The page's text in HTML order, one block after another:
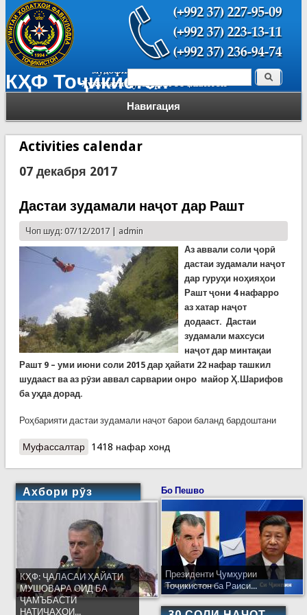
КҲФ Тоҷикистон
Навигация
Форма поиска Поиск
Activities calendar
07 декабря 2017
Дастаи зудамали наҷот дар Рашт
Чоп шуд: 07/12/2017 | admin
Аз аввали соли ҷорӣ
дастаи зудамали наҷот
дар гуруҳи ноҳияҳои
Рашт ҷони 4 нафарро
аз хатар наҷот
додааст. Дастаи
зудамали махсуси
наҷот дар минтақаи
Рашт 9 – уми июни соли 2015 дар ҳайати 22 нафар ташкил
шудааст ва аз рӯзи аввал сарварии онро майор Ҳ.Шарифов
ба уҳда дорад.
Роҳбарияти дастаи зудамали наҷот барои баланд бардоштани
Муфассалтаро Дастаи зудамали наҷот дар Рашт
1418 нафар хонд
Ахбори рӯз
КҲФ: ҶАЛАСАИ ҲАЙАТИ
МУШОВАРА ОИД БА
ҶАМЪБАСТИ
НАТИҶАҲОИ...
Бо Пешво
Президенти Ҷумҳурии
Тоҷикистон ба Раиси...